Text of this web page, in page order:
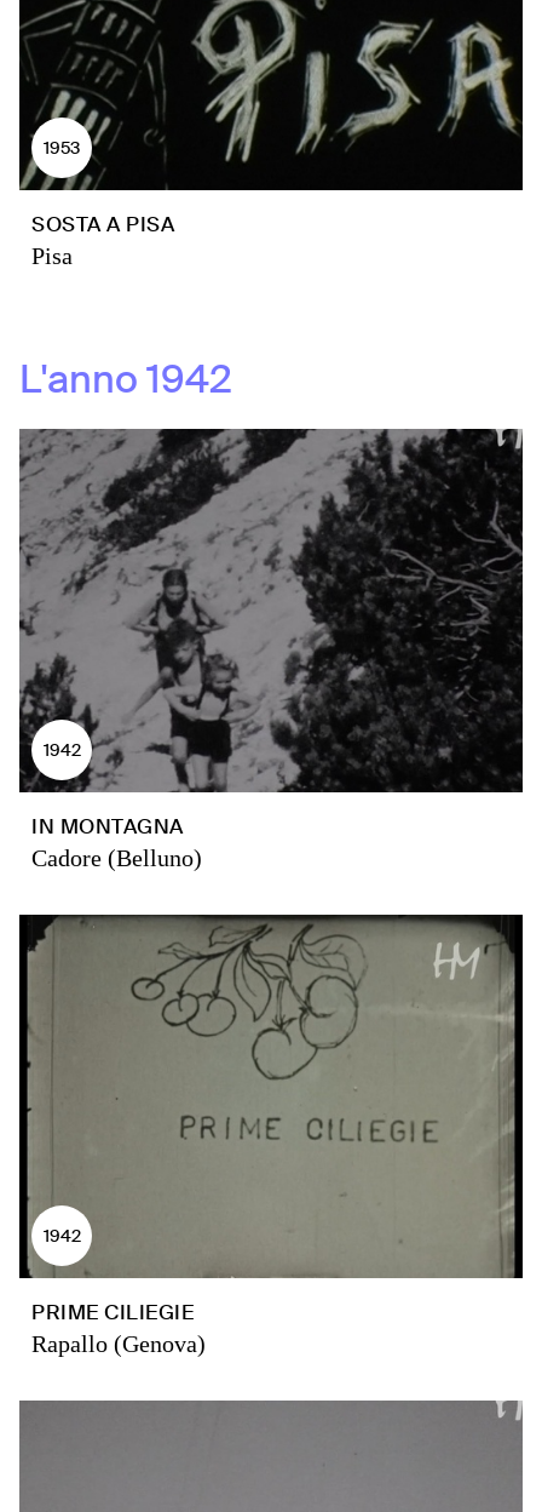
1953
SOSTA A PISA
Pisa
L'anno1942
1942
IN MONTAGNA
Cadore (Belluno)
1942
PRIME CILIEGIE
Rapallo (Genova)